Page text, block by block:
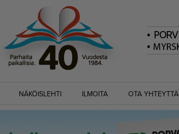
NÄKÖISLEHTI ILMOITA OTA YHTEYTTÄ